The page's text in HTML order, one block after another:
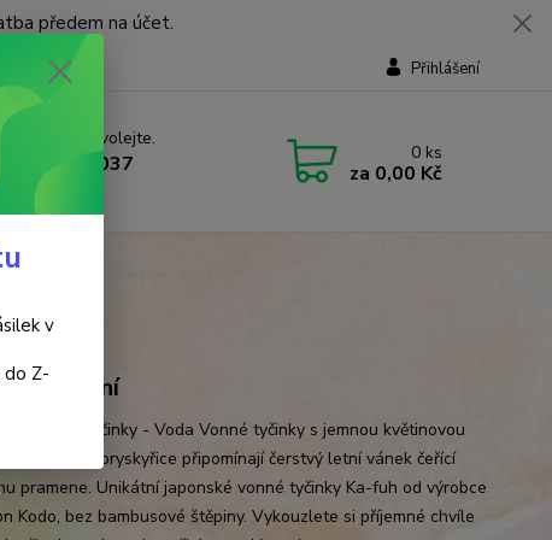
předem na účet.
Přihlášení
si rady? Zavolejte.
737 737 037
9-18 hod.)
0 ks
za 0,00 Kč
přírodní
vonné tyčinky - Voda Vonné tyčinky s jemnou květinovou
bramboříku a pryskyřice připomínají čerstvý letní vánek čeřící
pramene. Unikátní japonské vonné tyčinky Ka-fuh od výrobce
Kodo, bez bambusové štěpiny. Vykouzlete si příjemné chvíle
v
do Z-